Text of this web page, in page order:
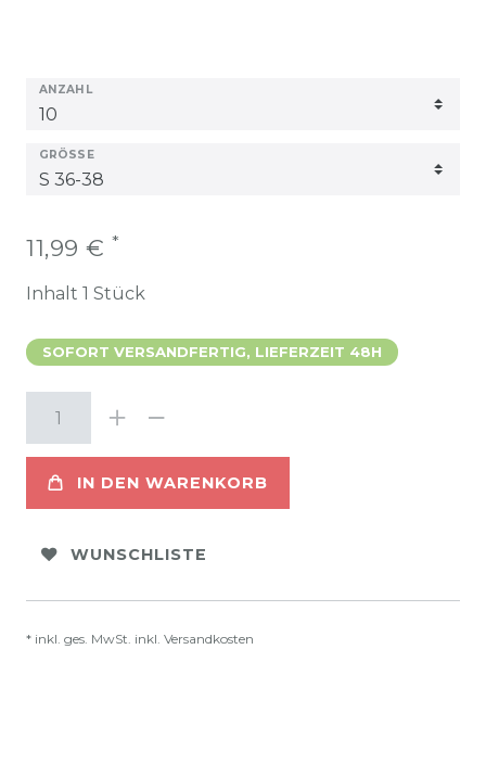
ANZAHL
GRÖSSE
11,99 € *
Inhalt 1 Stück
SOFORT VERSANDFERTIG, LIEFERZEIT 48H
IN DEN WARENKORB
WUNSCHLISTE
* inkl. ges. MwSt. inkl. Versandkosten